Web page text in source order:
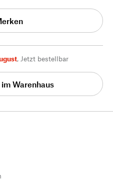
, Jetzt bestellbar
Warenhaus